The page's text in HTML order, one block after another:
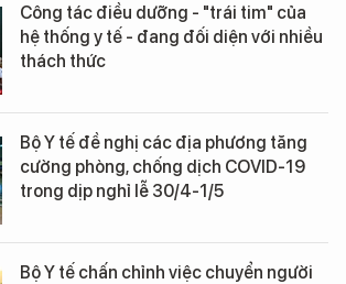
Công tác điều dưỡng - "trái tim" của
hệ thống y tế - đang đối diện với nhiều
thách thức
Bộ Y tế đề nghị các địa phương tăng
cường phòng, chống dịch COVID-19
trong dịp nghỉ lễ 30/4-1/5
Bộ Y tế chấn chỉnh việc chuyển người